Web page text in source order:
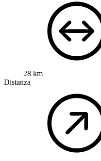
28 km
Distanza